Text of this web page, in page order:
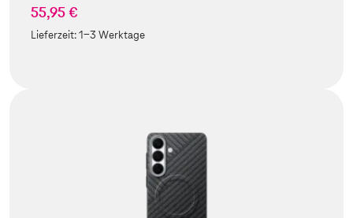
55,95 €
Lieferzeit:1-3 Werktage